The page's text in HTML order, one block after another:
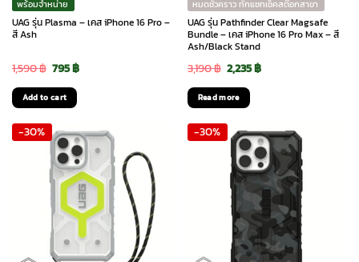
พร้อมจำหน่าย
UAG รุ่น Plasma – เคส iPhone 16 Pro –
สี Ash
1,590฿ Original
price
was:
1,590 ฿.
795฿Current
795 ฿.
Add to cart
หมดชั่วคราว ทักแชทเช็คสต๊อกสาขา
UAG รุ่น Pathfinder Clear Magsafe
Bundle – เคส iPhone 16 Pro Max – สี
Ash/Black Stand
3,190฿ Original
price
was:
3,190 ฿.
2,235฿Current
2,235 ฿.
Read more
-30% -30%